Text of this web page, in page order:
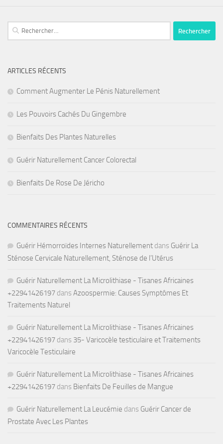
Rechercher :
ARTICLES RÉCENTS
Comment Augmenter Le Pénis Naturellement
Les Pouvoirs Cachés Du Gingembre
Bienfaits Des Plantes Naturelles
Guérir Naturellement Cancer Colorectal
Bienfaits De Rose De Jéricho
COMMENTAIRES RÉCENTS
Guérir Hémorroïdes Internes Naturellement dans Guérir La
Sténose Cervicale Naturellement, Sténose de l’Utérus
Guérir Naturellement La Microlithiase - Tisanes Africaines
+22941426197 dans Azoospermie: Causes Symptômes Et
Traitements Naturel
Guérir Naturellement La Microlithiase - Tisanes Africaines
+22941426197 dans 35- Varicocèle testiculaire et Traitements
Varicocèle Testiculaire
Guérir Naturellement La Microlithiase - Tisanes Africaines
+22941426197 dans Bienfaits De Feuilles de Mangue
Guérir Naturellement La Leucémie dans Guérir Cancer de
Prostate Avec Les Plantes